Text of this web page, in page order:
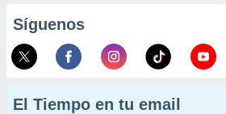
Síguenos
El Tiempo en tu email